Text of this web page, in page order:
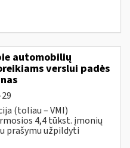
automobilių
verslui padės
(toliau – VMI)
4,4 tūkst. įmonių
prašymu užpildyti